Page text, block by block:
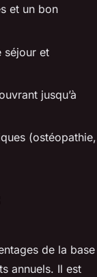
et un bon
séjour et
jusqu’à
(ostéopathie,
de la base
annuels. Il est